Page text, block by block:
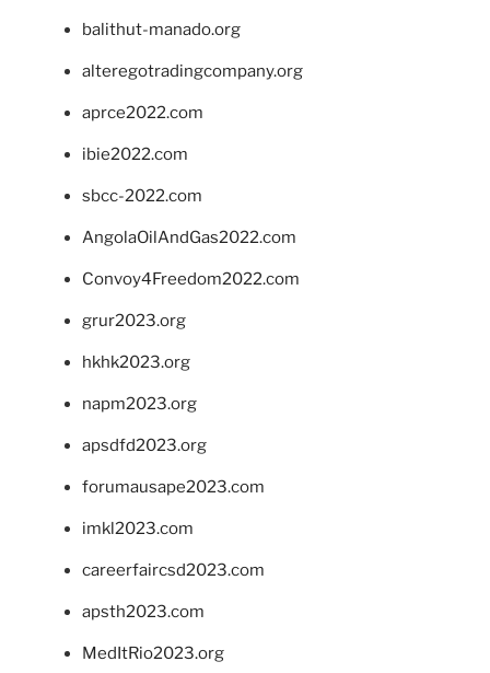
balithut-manado.org
alteregotradingcompany.org
aprce2022.com
ibie2022.com
sbcc-2022.com
AngolaOilAndGas2022.com
Convoy4Freedom2022.com
grur2023.org
hkhk2023.org
napm2023.org
apsdfd2023.org
forumausape2023.com
imkl2023.com
careerfaircsd2023.com
apsth2023.com
MedItRio2023.org